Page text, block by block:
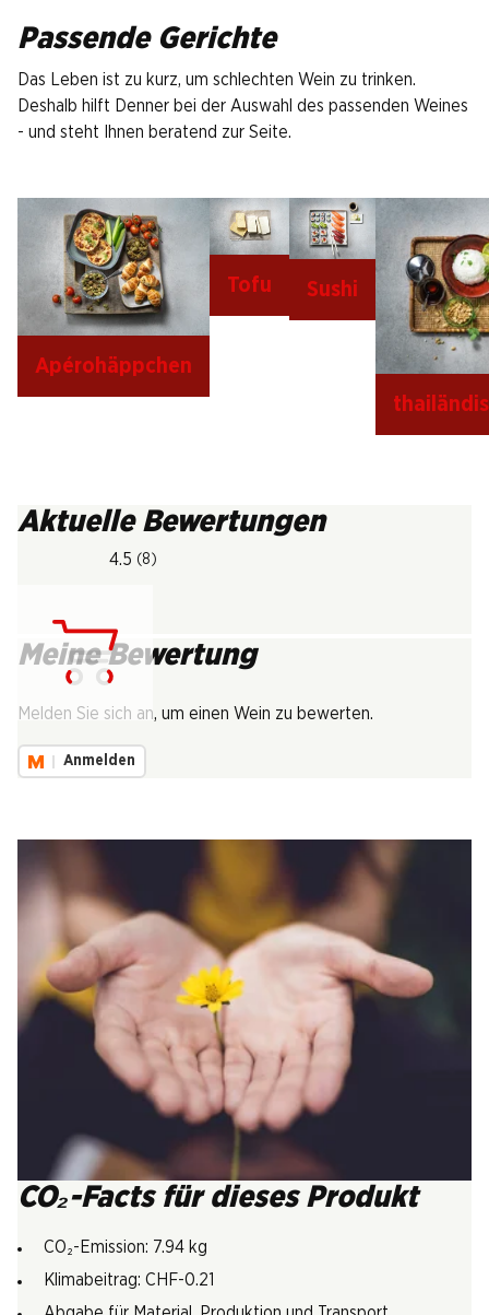
Passende Gerichte
Das Leben ist zu kurz, um schlechten Wein zu trinken.
Deshalb hilft Denner bei der Auswahl des passenden Weines
- und steht Ihnen beratend zur Seite.
Apérohäppchen
Tofu Sushi
Aktuelle Bewertungen
4.5 (8)
Meine Bewertung
Melden Sie sich an, um einen Wein zu bewerten.
Anmelden
CO₂-Facts für dieses Produkt
CO₂-Emission: 7.94 kg
Klimabeitrag: CHF-0.21